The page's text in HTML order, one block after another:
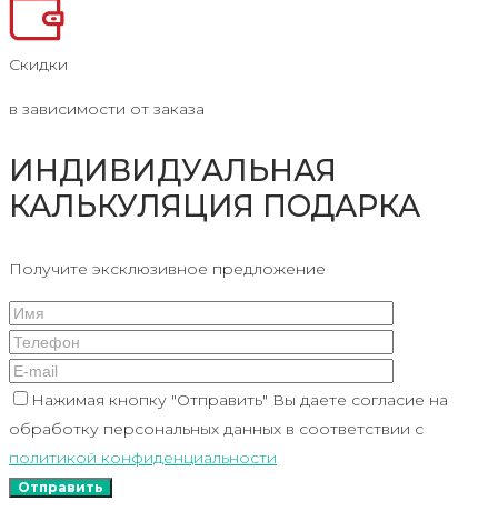
Скидки
в зависимости от заказа
ИНДИВИДУАЛЬНАЯ
КАЛЬКУЛЯЦИЯ ПОДАРКА
Получите эксклюзивное предложение
Нажимая кнопку "Отправить" Вы даете согласие на
обработку персональных данных в соответствии с
политикой конфиденциальности